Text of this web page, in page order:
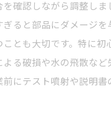
確認しながら調整しま
ぎると部品にダメージ
とも大切です。特に初
る破損や水の飛散など
前にテスト噴射や説明書